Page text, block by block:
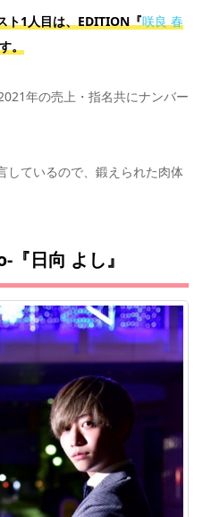
ト1人目は、EDITION『咲良 春
。
年の売上・指名共にナンバー
しているので、鍛えられた肉体
『日向 よし』